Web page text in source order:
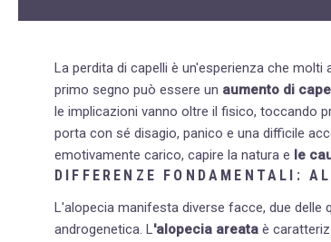
La perdita di capelli è un'esperienza che
primo segno può essere un aumento di
le implicazioni vanno oltre il fisico, toccando
porta con sé disagio, panico e una difficile
emotivamente carico, capire la natura e le
DIFFERENZE FONDAMENTALI:
L'alopecia manifesta diverse facce, due
androgenetica. L'alopecia areata è